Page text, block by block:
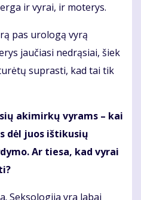
ir vyrai, ir moterys.
pas urologą vyrą
jaučiasi nedrąsiai, šiek
suprasti, kad tai tik
akimirkų vyrams – kai
dėl juos ištikusių
Ar tiesa, kad vyrai
Seksologija yra labai